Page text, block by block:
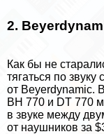
2.
Как бы не
тягаться по
от Beyerdynamic.
BH 770 и DT 770
в звуке между
от наушников за